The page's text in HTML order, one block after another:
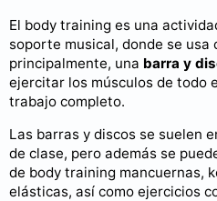
El body training es una
soporte musical, donde se usa
principalmente, una barra y
ejercitar los músculos de todo
trabajo completo.
Las barras y discos se suelen
de clase, pero además se
de body training mancuernas,
elásticas, así como ejercicios